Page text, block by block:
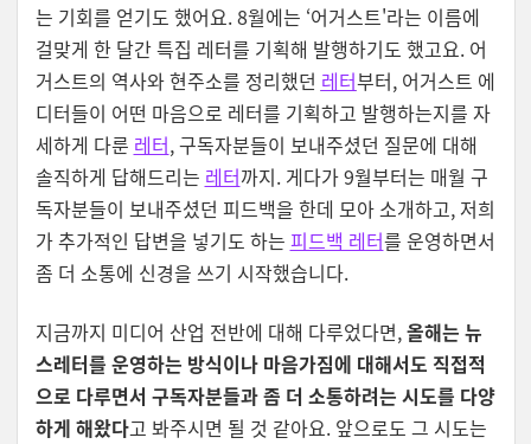
는 기회를 얻기도 했어요. 8월에는 ‘어거스트'라는 이름에
걸맞게 한 달간 특집 레터를 기획해 발행하기도 했고요. 어
거스트의 역사와 현주소를 정리했던 레터부터, 어거스트 에
디터들이 어떤 마음으로 레터를 기획하고 발행하는지를 자
세하게 다룬 레터, 구독자분들이 보내주셨던 질문에 대해
솔직하게 답해드리는 레터까지. 게다가 9월부터는 매월 구
독자분들이 보내주셨던 피드백을 한데 모아 소개하고, 저희
가 추가적인 답변을 넣기도 하는 피드백 레터를 운영하면서
좀 더 소통에 신경을 쓰기 시작했습니다.
지금까지 미디어 산업 전반에 대해 다루었다면,올해는 뉴
스레터를 운영하는 방식이나 마음가짐에 대해서도 직접적
으로 다루면서 구독자분들과 좀 더 소통하려는 시도를 다양
하게 해왔다고 봐주시면 될 것 같아요. 앞으로도 그 시도는